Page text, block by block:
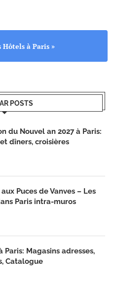
à Paris »
POSTS
du Nouvel an 2027 à Paris:
dîners, croisières
Puces de Vanves – Les
Paris intra-muros
Paris: Magasins adresses,
Catalogue